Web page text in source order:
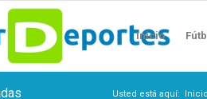
Inicio
Usted está aquí: Inicio